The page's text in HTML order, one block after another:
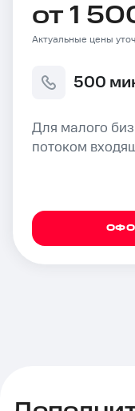
от 1
Актуальные цены
500
Для малого
потоком